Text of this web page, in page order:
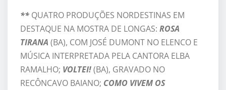
** QUATRO PRODUÇÕES NORDESTINAS EM
DESTAQUE NA MOSTRA DE LONGAS: ROSA
TIRANA (BA), COM JOSÉ DUMONT NO ELENCO E
MÚSICA INTERPRETADA PELA CANTORA ELBA
RAMALHO; VOLTEI!(BA), GRAVADO NO
RECÔNCAVO BAIANO; COMO VIVEM OS